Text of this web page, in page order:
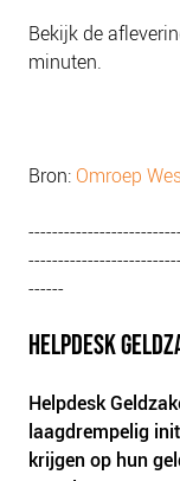
Bekijk de
minuten.
Bron: Omroep
------
HELPDESK
Helpdesk
laagdrempelig
krijgen op hun